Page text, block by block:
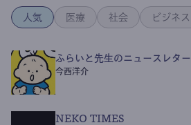
人気 医療 社会 ビジネス
ふらいと先生のニュースレター
今西洋介
NEKO TIMES